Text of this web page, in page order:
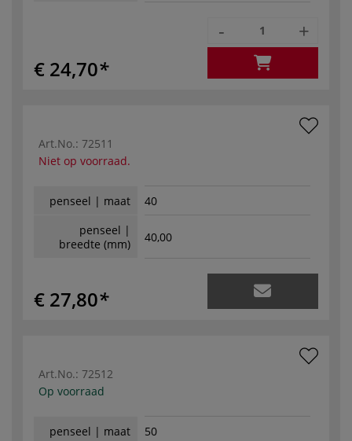
€ 24,70
- +
Art.No.: 72511
Niet op voorraad.
penseel | maat
40
penseel |
breedte (mm)
40,00
€ 27,80
Art.No.: 72512
Op voorraad
penseel | maat 50